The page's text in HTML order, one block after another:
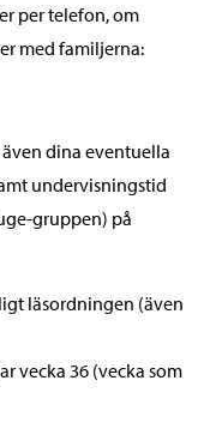
per telefon, om
med familjerna:
dina eventuella
undervisningstid
gruppen) på
läsordningen (även
vecka 36 (vecka som